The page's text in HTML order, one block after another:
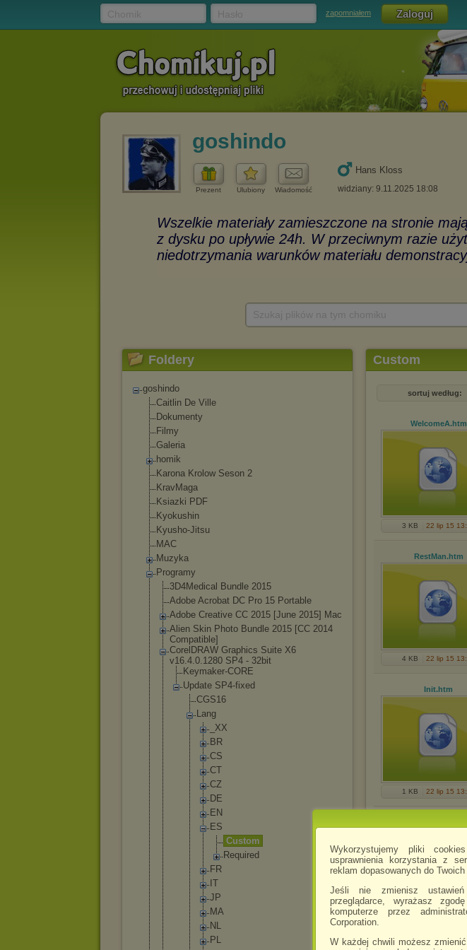
Wykorzystujemy pliki
usprawnienia korzystania z
reklam dopasowanych do
Jeśli nie zmienisz
przeglądarce, wyrażasz
komputerze przez
Corporation.
W każdej chwili możesz
zapomniałem
goshindo
Prezent Ulubiony Wiadomość
Hans Kloss
widziany: 9.11.2025 18:08
Foldery
goshindo
Caitlin De Ville
Dokumenty
Filmy
Galeria
homik
Karona Krolow Seson 2
KravMaga
Ksiazki PDF
Kyokushin
Kyusho-Jitsu
MAC
Muzyka
Programy
3D4Medical Bundle 2015
Adobe Acrobat DC Pro 15 Portable
Adobe Creative CC 2015 [June 2015] Mac
Alien Skin Photo Bundle 2015 [CC 2014
Compatible]
CorelDRAW Graphics Suite X6
v16.4.0.1280 SP4 - 32bit
Keymaker-CORE
Update SP4-fixed
CGS16
Lang
_XX
BR
CS
CT
CZ
DE
EN
ES
Custom
Required
FR
IT
JP
MA
NL
PL
Custom
sortuj według:
WelcomeA.htm
3 KB 22 lip 15
RestMan.htm
4 KB 22 lip 15
Init.htm
1 KB 22 lip 15